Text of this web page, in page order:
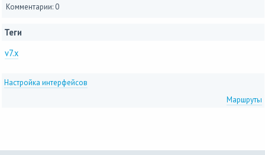
Комментарии: 0
Теги
v7.x
Настройка интерфейсов
Маршруты